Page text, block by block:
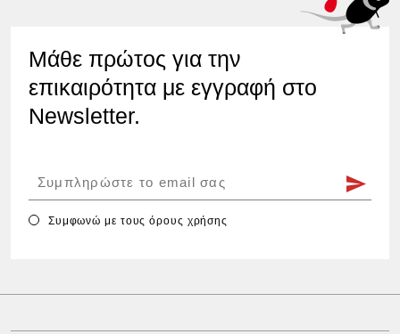
Μάθε πρώτος για την
επικαιρότητα με εγγραφή στο
Newsletter.
Συμφωνώ με τουςόρους χρήσης